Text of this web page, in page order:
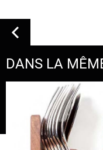
DANS LA